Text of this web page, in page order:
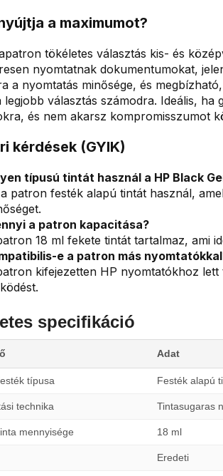
a maximumot?
tökéletes választás kis- és
nyomtatnak dokumentumokat,
a nyomtatás minősége, és
legjobb választás számodra. Ideális, ha
és nem akarsz kompromisszumot
kérdések (GYIK)
típusú tintát használ a HP Black
patron festék alapú tintát használ,
a patron kapacitása?
18 ml fekete tintát tartalmaz, ami
e a patron más
kifejezetten HP nyomtatókhoz
specifikáció
Adat
típusa Festék alapú
technika Tintasugaras
mennyisége 18 ml
Eredeti